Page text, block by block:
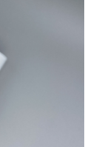
100%
aux
sur
pompe